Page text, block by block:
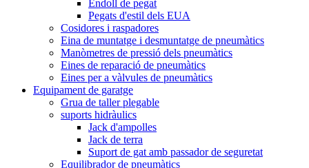
Endoll de pegat
Pegats d'estil dels EUA
Cosidores i raspadores
Eina de muntatge i desmuntatge de pneumàtics
Manòmetres de pressió dels pneumàtics
Eines de reparació de pneumàtics
Eines per a vàlvules de pneumàtics
Equipament de garatge
Grua de taller plegable
suports hidràulics
Jack d'ampolles
Jack de terra
Suport de gat amb passador de seguretat
Equilibrador de pneumàtics